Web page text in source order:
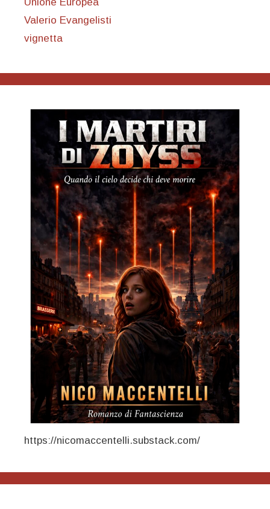
Valerio Evangelisti
vignetta
https://nicomaccentelli.substack.com/